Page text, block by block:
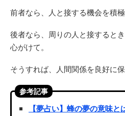
前者なら、人と接する機会を積
後者なら、周りの人と接すると
心がけて。
そうすれば、人間関係を良好に保
参考記事
【夢占い】蜂の夢の意味